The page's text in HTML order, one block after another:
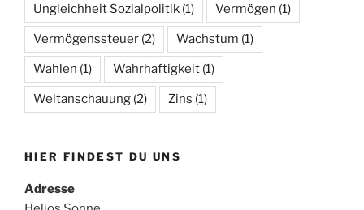
Ungleichheit Sozialpolitik (1) Vermögen (1)
Vermögenssteuer (2) Wachstum (1)
Wahlen (1) Wahrhaftigkeit (1)
Weltanschauung (2) Zins (1)
HIER FINDEST DU UNS
Adresse